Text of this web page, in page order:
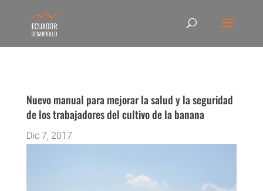
Nuevo manual para mejorar la salud y la seguridad
de los trabajadores del cultivo de la banana
Dic 7, 2017